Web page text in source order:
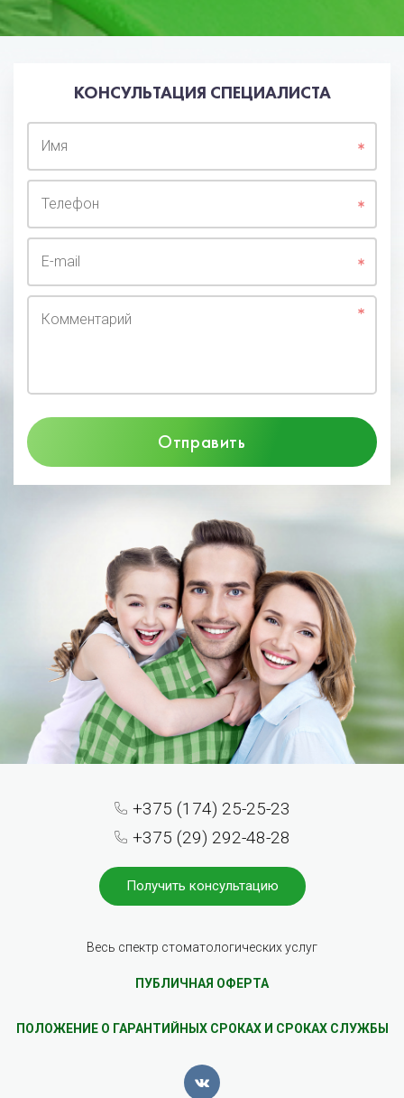
КОНСУЛЬТАЦИЯ СПЕЦИАЛИСТА
Имя
Телефон
E-mail
Комментарий
Отправить
+375 (174) 25-25-23
+375 (29) 292-48-28
Получить консультацию
Весь спектр стоматологических услуг
ПУБЛИЧНАЯ ОФЕРТА
ПОЛОЖЕНИЕ О ГАРАНТИЙНЫХ СРОКАХ И СРОКАХ СЛУЖБЫ